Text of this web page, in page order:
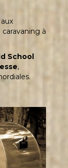
aux
à
School
,